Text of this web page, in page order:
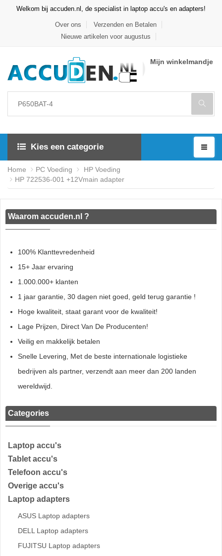
Welkom bij accuden.nl, de specialist in laptop accu's en adapters!
Over ons
Verzenden en Betalen
Nieuwe artikelen voor augustus
Mijn winkelmandje
Kies een categorie
Home PC Voeding
HP Voeding
HP 722536-001 +12Vmain adapter
Waarom accuden.nl ?
100% Klanttevredenheid
15+ Jaar ervaring
1.000.000+ klanten
1 jaar garantie, 30 dagen niet goed, geld terug garantie !
Hoge kwaliteit, staat garant voor de kwaliteit!
Lage Prijzen, Direct Van De Producenten!
Veilig en makkelijk betalen
Snelle Levering, Met de beste internationale logistieke
bedrijven als partner, verzendt aan meer dan 200 landen
wereldwijd.
Categories
Laptop accu's
Tablet accu's
Telefoon accu's
Overige accu's
Laptop adapters
ASUS Laptop adapters
DELL Laptop adapters
FUJITSU Laptop adapters